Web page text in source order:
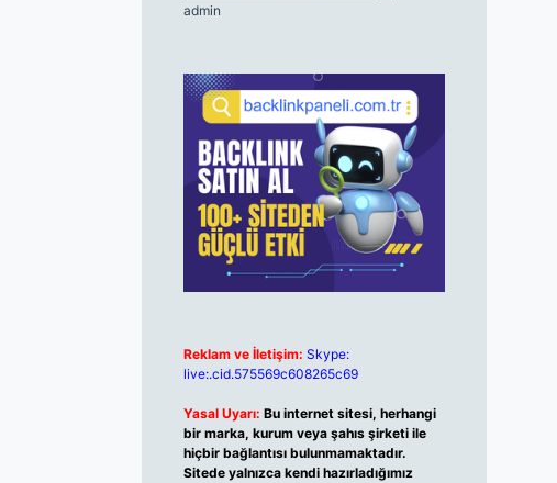
admin
Reklam ve İletişim: Skype:
live:.cid.575569c608265c69
Yasal Uyarı: Bu internet sitesi, herhangi
bir marka, kurum veya şahıs şirketi ile
hiçbir bağlantısı bulunmamaktadır.
Sitede yalnızca kendi hazırladığımız